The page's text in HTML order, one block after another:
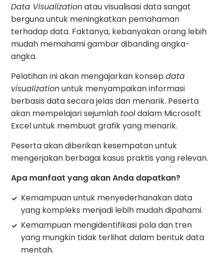
Data Visualizationatau visualisasi data sangat
berguna untuk meningkatkan pemahaman
terhadap data. Faktanya, kebanyakan orang lebih
mudah memahami gambar dibanding angka-
angka.
Pelatihan ini akan mengajarkan konsepdata
visualizationuntuk menyampaikan informasi
berbasis data secara jelas dan menarik. Peserta
akan mempelajari sejumlah tooldalam Microsoft
Excel untuk membuat grafik yang menarik.
Peserta akan diberikan kesempatan untuk
mengerjakan berbagai kasus praktis yang relevan.
Apa manfaat yang akan Anda dapatkan?
Kemampuan untuk menyederhanakan data
yang kompleks menjadi lebih mudah dipahami.
Kemampuan mengidentifikasi pola dan tren
yang mungkin tidak terlihat dalam bentuk data
mentah.